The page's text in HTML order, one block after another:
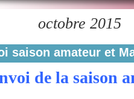
octobre 2015
saison amateur et
de la saison